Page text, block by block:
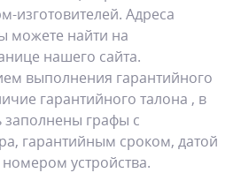
изготовителей. Адреса
можете найти на
нашего сайта.
выполнения гарантийного
гарантийного талона , в
графы с
гарантийным сроком, датой
устройства.